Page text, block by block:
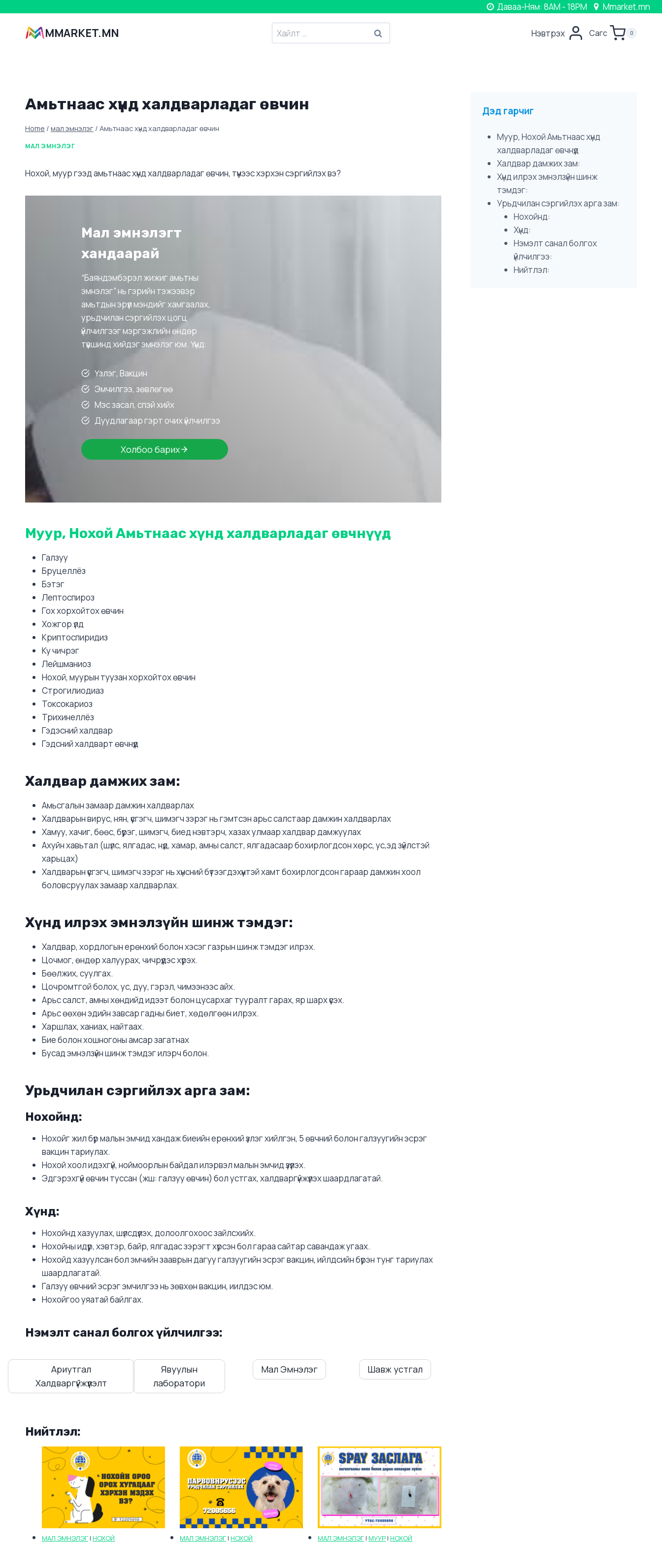
content
Даваа-Ням: 8AM - 18PM Mmarket.mn
MMARKET.MN
Хайлтанд
:
Нэвтрэх Сагс 0
Амьтнаас хүнд халдварладаг өвчин
Home / мал эмнэлэг / Амьтнаас хүнд халдварладаг өвчин
МАЛ ЭМНЭЛЭГ
Нохой, муур гээд амьтнаас хүнд халдварладаг өвчин, түүнээс хэрхэн сэргийлэх вэ?
Мал эмнэлэгт
хандаарай
“Баяндэмбэрэл жижиг амьтны
эмнэлэг” нь гэрийн тэжээвэр
амьтдын эрүүл мэндийг хамгаалах,
урьдчилан сэргийлэх цогц
үйлчилгээг мэргэжлийн өндөр
түвшинд хийдэг эмнэлэг юм. Үүнд:
Үзлэг, Вакцин
Эмчилгээ, зөвлөгөө
Мэс засал, спэй хийх
Дуудлагаар гэрт очих үйлчилгээ
Холбоо барих
Муур, Нохой Амьтнаас хүнд халдварладаг өвчнүүд
Галзуу
Бруцеллёз
Бэтэг
Лептоспироз
Гох хорхойтох өвчин
Хожгор үлд
Криптоспиридиз
Ку чичрэг
Лейшманиоз
Нохой, муурын туузан хорхойтох өвчин
Строгилиодиаз
Токсокариоз
Трихинеллёз
Гэдэсний халдвар
Гэдсний халдварт өвчнүүд
Халдвар дамжих зам:
Амьсгалын замаар дамжин халдварлах
Халдварын вирус, нян, үүсгэгч, шимэгч зэрэг нь гэмтсэн арьс салстаар дамжин халдварлах
Хамуу, хачиг, бөөс, бүүрэг, шимэгч, биед нэвтэрч, хазах улмаар халдвар дамжуулах
Ахуйн хавьтал (шүлс, ялгадас, нүд, хамар, амны салст, ялгадасаар бохирлогдсон хөрс, ус,эд зүйлстэй
харьцах)
Халдварын үүсгэгч, шимэгч зэрэг нь хүнсний бүтээгдэхүүнтэй хамт бохирлогдсон гараар дамжин хоол
боловсруулах замаар халдварлах.
Хүнд илрэх эмнэлзүйн шинж тэмдэг:
Халдвар, хордлогын ерөнхий болон хэсэг газрын шинж тэмдэг илрэх.
Цочмог, өндөр халуурах, чичрүүдэс хүрэх.
Бөөлжих, суулгах.
Цочромтгой болох, ус, дуу, гэрэл, чимээнээс айх.
Арьс салст, амны хөндийд идээт болон цусархаг тууралт гарах, яр шарх үүсэх.
Арьс өөхөн эдийн завсар гадны биет, хөдөлгөөн илрэх.
Харшлах, ханиах, найтаах.
Бие болон хошногоны амсар загатнах
Бусад эмнэлзүйн шинж тэмдэг илэрч болон.
Урьдчилан сэргийлэх арга зам:
Нохойнд:
Нохойг жил бүр малын эмчид хандаж биеийн ерөнхий үзлэг хийлгэн, 5 өвчний болон галзуугийн эсрэг
вакцин тариулах.
Нохой хоол идэхгүй, ноймоорлын байдал илэрвэл малын эмчид үзүүлэх.
Эдгэрэхгүй өвчин туссан (жш: галзуу өвчин) бол устгах, халдваргүйжүүлэх шаардлагатай.
Хүнд:
Нохойнд хазуулах, шүлсдүүлэх, долоолгохоос зайлсхийх.
Нохойны идүүр, хэвтэр, байр, ялгадас зэрэгт хүрсэн бол гараа сайтар савандаж угаах.
Нохойд хазуулсан бол эмчийн зааврын дагуу галзуугийн эсрэг вакцин, ийлдсийн бүрэн тунг тариулах
шаардлагатай.
Галзуу өвчний эсрэг эмчилгээ нь зөвхөн вакцин, иилдэс юм.
Нохойгоо уяатай байлгах.
Нэмэлт санал болгох үйлчилгээ:
Ариутгал
Халдваргүйжүүлэлт
Явуулын
лаборатори
Мал Эмнэлэг Шавж устгал
Нийтлэл:
МАЛ ЭМНЭЛЭГ | НОХОЙ МАЛ ЭМНЭЛЭГ |НОХОЙ МАЛ ЭМНЭЛЭГ |МУУР |НОХОЙ
Дэд гарчиг
Муур, Нохой Амьтнаас хүнд
халдварладаг өвчнүүд
Халдвар дамжих зам:
Хүнд илрэх эмнэлзүйн шинж
тэмдэг:
Урьдчилан сэргийлэх арга зам:
Нохойнд:
Хүнд:
Нэмэлт санал болгох
үйлчилгээ:
Нийтлэл: